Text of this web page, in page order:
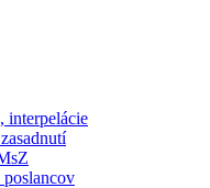
interpelácie